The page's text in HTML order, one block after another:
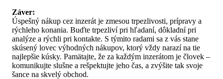
Záver:
Úspešný nákup cez inzerát je zmesou trpezlivosti, prípravy a
rýchleho konania. Buďte trpezliví pri hľadaní, dôkladní pri
analýze a rýchli pri kontakte. S týmito radami sa z vás stane
skúsený lovec výhodných nákupov, ktorý vždy narazí na tie
najlepšie kúsky. Pamätajte, že za každým inzerátom je človek –
komunikujte slušne a rešpektujte jeho čas, a zvýšite tak svoje
šance na skvelý obchod.